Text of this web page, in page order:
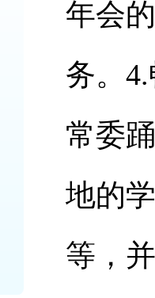
年会
务。
常委
地的
等，